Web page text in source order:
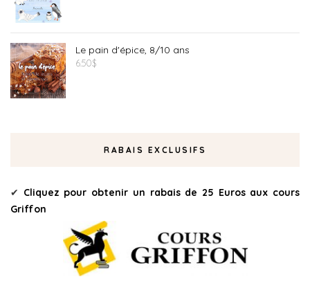
Le pain d'épice, 8/10 ans
6.50$
RABAIS EXCLUSIFS
✔ Cliquez pour obtenir un rabais de 25 Euros aux cours
Griffon